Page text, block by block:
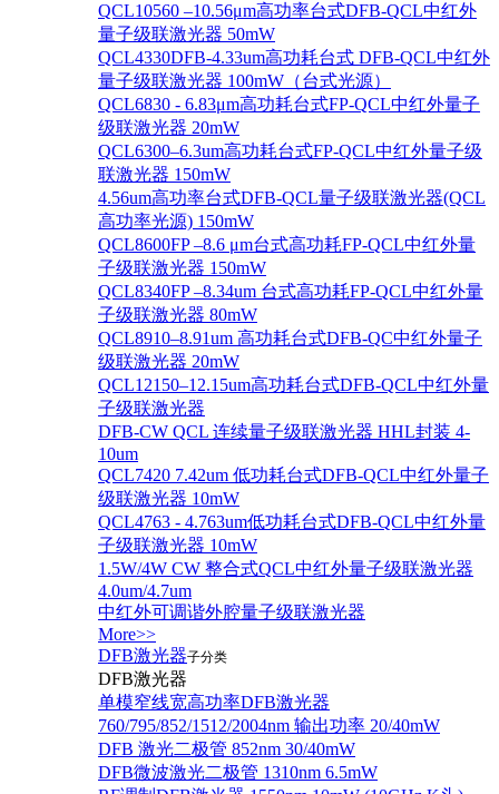
QCL10560 –10.56μm高功率台式DFB-QCL中红外
量子级联激光器 50mW
QCL4330DFB-4.33um高功耗台式 DFB-QCL中红外
量子级联激光器 100mW（台式光源）
QCL6830 - 6.83μm高功耗台式FP-QCL中红外量子
级联激光器 20mW
QCL6300–6.3um高功耗台式FP-QCL中红外量子级
联激光器 150mW
4.56um高功率台式DFB-QCL量子级联激光器(QCL
高功率光源) 150mW
QCL8600FP –8.6 μm台式高功耗FP-QCL中红外量
子级联激光器 150mW
QCL8340FP –8.34um 台式高功耗FP-QCL中红外量
子级联激光器 80mW
QCL8910–8.91um 高功耗台式DFB-QC中红外量子
级联激光器 20mW
QCL12150–12.15um高功耗台式DFB-QCL中红外量
子级联激光器
DFB-CW QCL 连续量子级联激光器 HHL封装 4-
10um
QCL7420 7.42um 低功耗台式DFB-QCL中红外量子
级联激光器 10mW
QCL4763 - 4.763um低功耗台式DFB-QCL中红外量
子级联激光器 10mW
1.5W/4W CW 整合式QCL中红外量子级联激光器
4.0um/4.7um
中红外可调谐外腔量子级联激光器
More>>
DFB激光器子分类
DFB激光器
单模窄线宽高功率DFB激光器
760/795/852/1512/2004nm 输出功率 20/40mW
DFB 激光二极管 852nm 30/40mW
DFB微波激光二极管 1310nm 6.5mW